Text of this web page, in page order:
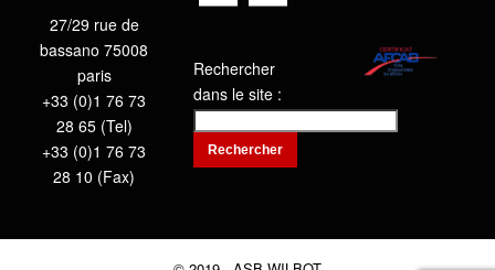
27/29 rue de
bassano 75008
paris
+33 (0)1 76 73
28 65 (Tel)
+33 (0)1 76 73
28 10 (Fax)
Rechercher
dans le site :
Rechercher